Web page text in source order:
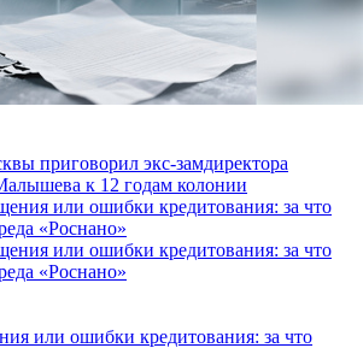
приговорил экс-замдиректора
к 12 годам колонии
или ошибки кредитования: за что